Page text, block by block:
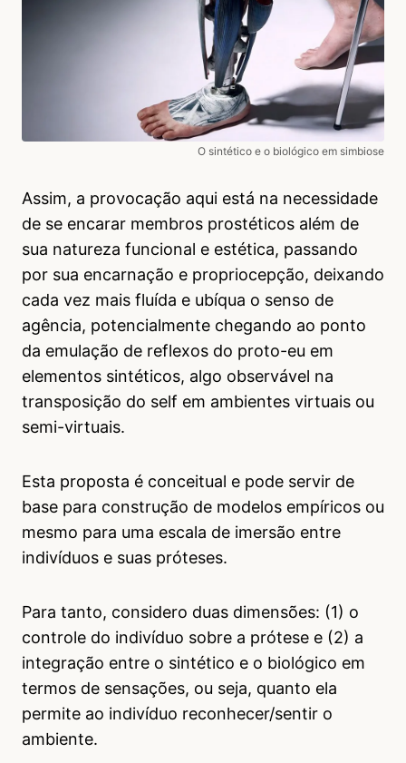
O sintético e o biológico em simbiose
Assim, a provocação aqui está na necessidade
de se encarar membros prostéticos além de
sua natureza funcional e estética, passando
por sua encarnação e propriocepção, deixando
cada vez mais fluída e ubíqua o senso de
agência, potencialmente chegando ao ponto
da emulação de reflexos do proto-eu em
elementos sintéticos, algo observável na
transposição do self em ambientes virtuais ou
semi-virtuais.
Esta proposta é conceitual e pode servir de
base para construção de modelos empíricos ou
mesmo para uma escala de imersão entre
indivíduos e suas próteses.
Para tanto, considero duas dimensões: (1) o
controle do indivíduo sobre a prótese e (2) a
integração entre o sintético e o biológico em
termos de sensações, ou seja, quanto ela
permite ao indivíduo reconhecer/sentir o
ambiente.